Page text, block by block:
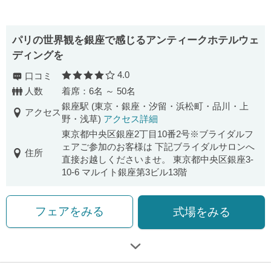
パリの世界観を銀座で感じるアンティークホテルウェ
ディングを
口コミ 口コミ評価
4.0
人数
着席：6名 ～ 50名
アクセス
銀座駅 (東京・銀座・汐留・浜松町・品川・上
野・浅草) アクセス詳細
住所
東京都中央区銀座2丁目10番2号※ブライダルフ
ェアご参加のお客様は 下記ブライダルサロンへ
直接お越しくださいませ。 東京都中央区銀座3-
10-6 マルイト銀座第3ビル13階
フェアをみる 式場をみる